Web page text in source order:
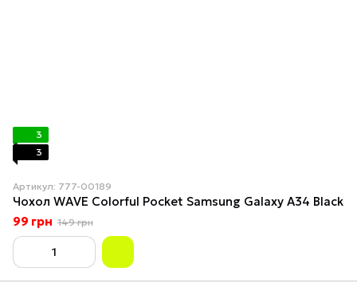
3
3
Артикул: 777-00189
Чохол WAVE Colorful Pocket Samsung Galaxy A34 Black
99 грн 149 грн